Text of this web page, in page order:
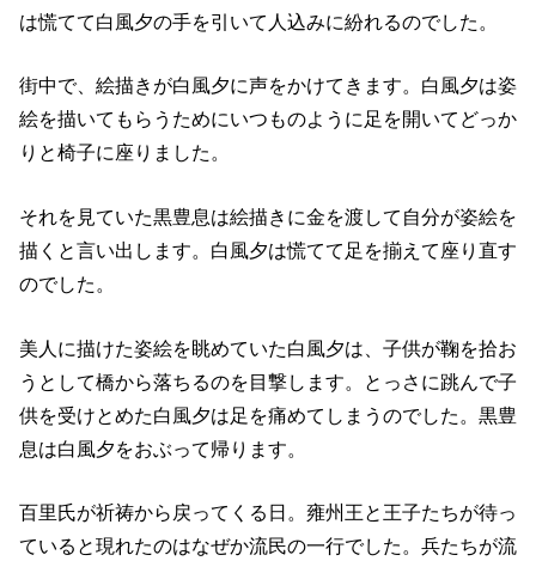
は慌てて白風夕の手を引いて人込みに紛れるのでした。
街中で、絵描きが白風夕に声をかけてきます。白風夕は姿
絵を描いてもらうためにいつものように足を開いてどっか
りと椅子に座りました。
それを見ていた黒豊息は絵描きに金を渡して自分が姿絵を
描くと言い出します。白風夕は慌てて足を揃えて座り直す
のでした。
美人に描けた姿絵を眺めていた白風夕は、子供が鞠を拾お
うとして橋から落ちるのを目撃します。とっさに跳んで子
供を受けとめた白風夕は足を痛めてしまうのでした。黒豊
息は白風夕をおぶって帰ります。
百里氏が祈祷から戻ってくる日。雍州王と王子たちが待っ
ていると現れたのはなぜか流民の一行でした。兵たちが流